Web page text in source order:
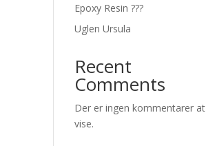
Epoxy Resin ???
Uglen Ursula
Recent
Comments
Der er ingen kommentarer at
vise.